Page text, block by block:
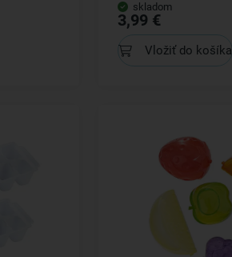
skladom
3,99 €
Vložiť do košíka